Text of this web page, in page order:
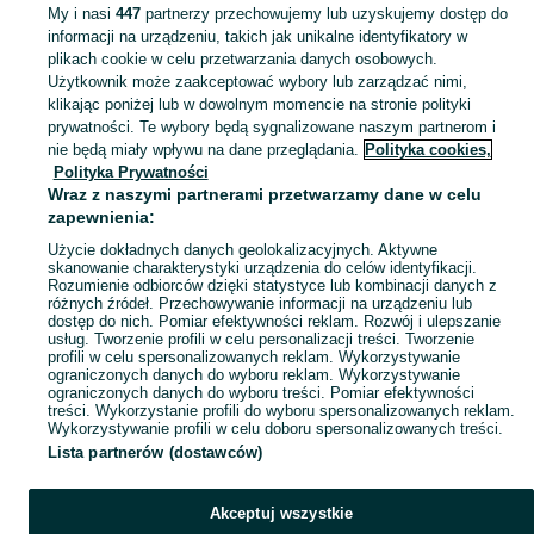
My i nasi 447partnerzy przechowujemy lub uzyskujemy dostęp do
informacji na urządzeniu, takich jak unikalne identyfikatory w
plikach cookie w celu przetwarzania danych osobowych.
Użytkownik może zaakceptować wybory lub zarządzać nimi,
klikając poniżej lub w dowolnym momencie na stronie polityki
prywatności. Te wybory będą sygnalizowane naszym partnerom i
nie będą miały wpływu na dane przeglądania. Polityka cookies,
Polityka Prywatności
Wraz z naszymi partnerami przetwarzamy dane w celu
zapewnienia:
Użycie dokładnych danych geolokalizacyjnych. Aktywne
skanowanie charakterystyki urządzenia do celów identyfikacji.
Rozumienie odbiorców dzięki statystyce lub kombinacji danych z
różnych źródeł. Przechowywanie informacji na urządzeniu lub
dostęp do nich. Pomiar efektywności reklam. Rozwój i ulepszanie
usług. Tworzenie profili w celu personalizacji treści. Tworzenie
profili w celu spersonalizowanych reklam. Wykorzystywanie
ograniczonych danych do wyboru reklam. Wykorzystywanie
ograniczonych danych do wyboru treści. Pomiar efektywności
treści. Wykorzystanie profili do wyboru spersonalizowanych reklam.
Wykorzystywanie profili w celu doboru spersonalizowanych treści.
Lista partnerów (dostawców)
Akceptuj wszystkie